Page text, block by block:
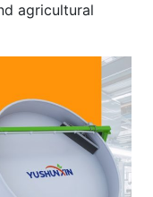
agricultural